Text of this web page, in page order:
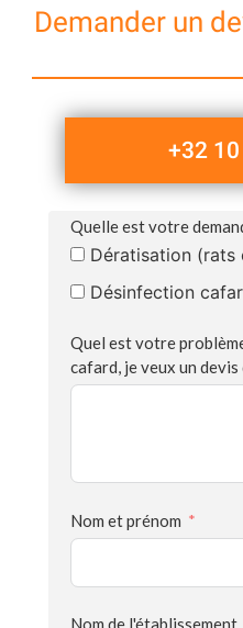
Demander un
+32
Quelle est votre
Dératisation (rats
Désinfection
Quel est votre
cafard, je veux un
Nom et prénom
Nom de l'établissement